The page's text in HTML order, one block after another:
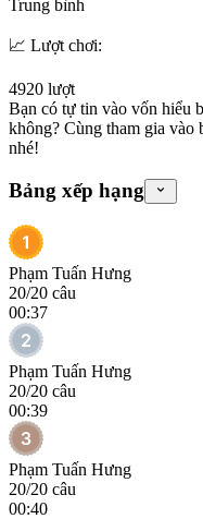
Trung bình
📈 Lượt chơi:
4920 lượt
Bạn có tự tin vào vốn hiểu
không? Cùng tham gia vào
nhé!
Bảng xếp hạng
Phạm Tuấn Hưng
20/20 câu
00:37
Phạm Tuấn Hưng
20/20 câu
00:39
Phạm Tuấn Hưng
20/20 câu
00:40